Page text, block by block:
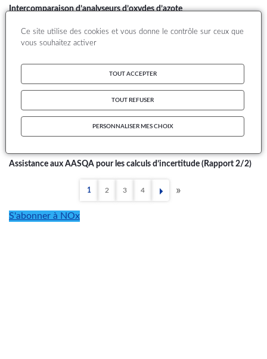
Intercomparaison d’analyseurs d’oxydes d’azote
Retour d’expérience sur les sécheurs des analyseurs d’oxydes d’azote
MERCREDI 20 JUILLET 2016
VENDREDI 29 JANVIER 2016
guide méthodologique de validation des données de mesures
automatiques
Maintien et amélioration des chaînes nationales d’étalonnage
Assistance aux AASQA pour les calculs d’incertitude (Rapport 2/2)
Page
1
Page
2
Page
3
Page
4
Dernière
S'abonner à NOx
Ce site utilise des cookies et vous donne le contrôle sur ceux que
vous souhaitez activer
TOUT ACCEPTER
TOUT REFUSER
PERSONNALISER MES CHOIX